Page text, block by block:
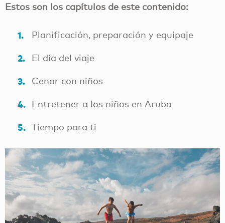
Estos son los capítulos de este contenido:
Planificación, preparación y equipaje
El día del viaje
Cenar con niños
Entretener a los niños en Aruba
Tiempo para ti